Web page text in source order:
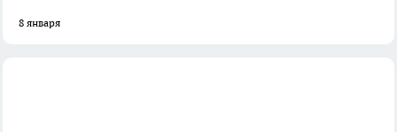
8 января